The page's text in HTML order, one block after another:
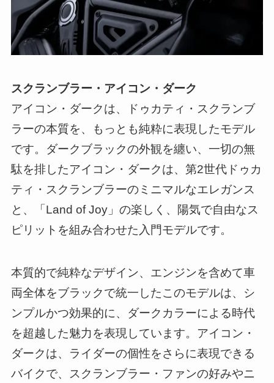
スクランブラー・アイコン・ダーク
アイコン・ダークは、ドゥカティ・スクランブ
ラーの本質を、もっとも純粋に表現したモデル
です。ダークブラックの外観を纏い、一切の無
駄を排したアイコン・ダークは、第2世代ドゥカ
ティ・スクランブラーのミニマルなエレガンス
と、「Land of Joy」の楽しく、陽気で自由なス
ピリットを組み合わせた入門モデルです。
本質的で純粋なデザイン、エンジンを含めて車
両全体をブラックで統一したこのモデルは、シ
ンプルかつ効果的に、ダークカラーによる時代
を超越した魅力を表現しています。アイコン・
ダークは、ライダーの個性をさらに表現できる
バイクで、スクランブラー・ファンの好みやニ